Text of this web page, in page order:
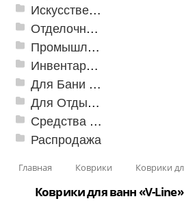
Искусственная трава
Отделочные профили
Промышленный текстиль
Инвентарь для клининга
Для Бани и Сауны
Для Отдыха и Пикника
Средства от насекомых и садовых вредителей
Распродажа
Главная Коврики
Коврики для ванн «V-Line»